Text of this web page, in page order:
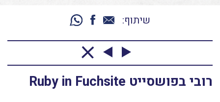
שיתוף:
רובי בפושסייט Ruby in Fuchsite